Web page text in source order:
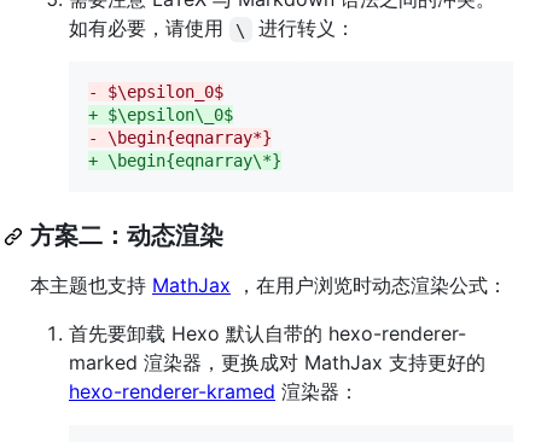
如有必要，请使用
\ 进行转义：
-
$\epsilon_0$
+ $\epsilon\_0$
-
\begin{eqnarray*}
+ \begin{eqnarray\*}
方案二：动态渲染
本主题也支持 MathJax ，在用户浏览时动态渲染公式：
首先要卸载 Hexo 默认自带的 hexo-renderer-
marked 渲染器，更换成对 MathJax 支持更好的
hexo-renderer-kramed 渲染器：